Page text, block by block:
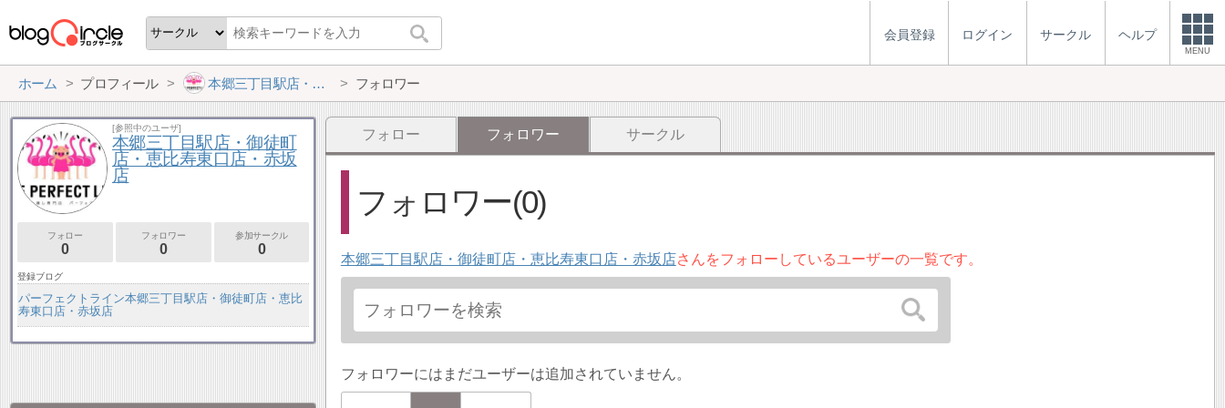
会員登録 ログイン サークル ヘルプ
MENU
ホーム プロフィール 本郷三丁目駅店・御徒町店・恵比寿東口店・赤坂店 フォロワー
フォロー フォロワー サークル
フォロワー(0)
本郷三丁目駅店・御徒町店・恵比寿東口店・赤坂店さんをフォローしているユーザーの一覧です。
フォロワーにはまだユーザーは追加されていません。
[参照中のユーザ]
本郷三丁目駅店・御徒町
店・恵比寿東口店・赤坂
店
フォロー
0
フォロワー
0
参加サークル
0
登録ブログ
パーフェクトライン本郷三丁目駅店・御徒町店・恵比
寿東口店・赤坂店